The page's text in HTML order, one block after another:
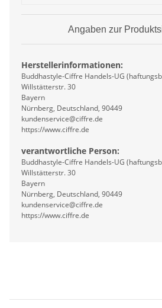
Angaben zur
Herstellerinformationen:
Buddhastyle-Ciffre Handels-UG
Willstätterstr. 30
Bayern
Nürnberg, Deutschland, 90449
kundenservice@ciffre.de
https://www.ciffre.de
verantwortliche Person:
Buddhastyle-Ciffre Handels-UG
Willstätterstr. 30
Bayern
Nürnberg, Deutschland, 90449
kundenservice@ciffre.de
https://www.ciffre.de